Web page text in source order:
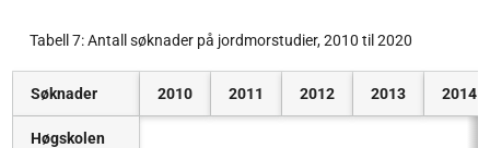
Tabell 7: Antall søknader på jordmorstudier, 2010 til 2020
Søknader 2010 2011 2012 2013 2014
Høgskolen